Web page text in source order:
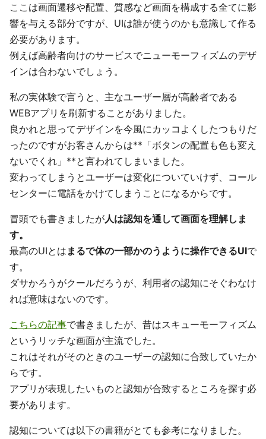
ここは画面遷移や配置、質感など画面を構成する全てに影
響を与える部分ですが、UIは誰が使うのかも意識して作る
必要があります。
例えば高齢者向けのサービスでニューモーフィズムのデザ
インは合わないでしょう。
私の実体験で言うと、主なユーザー層が高齢者である
WEBアプリを刷新することがありました。
良かれと思ってデザインを今風にカッコよくしたつもりだ
ったのですがお客さんからは**「ボタンの配置も色も変え
ないでくれ」**と言われてしまいました。
変わってしまうとユーザーは変化についていけず、コール
センターに電話をかけてしまうことになるからです。
冒頭でも書きましたが人は認知を通して画面を理解しま
す。
最高のUIとは まるで体の一部かのうように操作できるUIで
す。
ダサかろうがクールだろうが、利用者の認知にそぐわなけ
れば意味はないのです。
こちらの記事で書きましたが、昔はスキューモーフィズム
というリッチな画面が主流でした。
これはそれがそのときのユーザーの認知に合致していたか
らです。
アプリが表現したいものと認知が合致するところを探す必
要があります。
認知については以下の書籍がとても参考になりました。